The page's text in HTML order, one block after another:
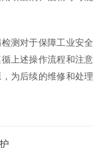
测对于保障工业安全
上述操作流程和注意
为后续的维修和处理